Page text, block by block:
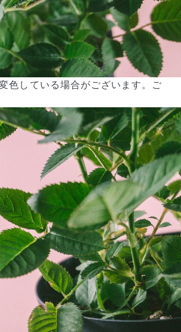
色している場合がございます。ご